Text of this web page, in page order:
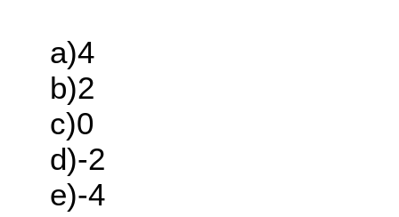
a)4
b)2
c)0
d)-2
e)-4